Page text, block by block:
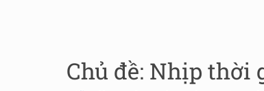
Chủ đề: Nhịp thời